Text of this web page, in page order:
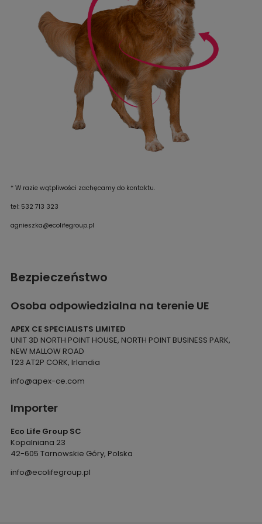
* W razie wątpliwości zachęcamy do kontaktu.
tel: 532 713 323
agnieszka@ecolifegroup.pl
Bezpieczeństwo
Osoba odpowiedzialna na terenie UE
APEX CE SPECIALISTS LIMITED
UNIT 3D NORTH POINT HOUSE, NORTH POINT BUSINESS PARK,
NEW MALLOW ROAD
T23 AT2P CORK, Irlandia
info@apex-ce.com
Importer
Eco Life Group SC
Kopalniana 23
42-605 Tarnowskie Góry, Polska
info@ecolifegroup.pl